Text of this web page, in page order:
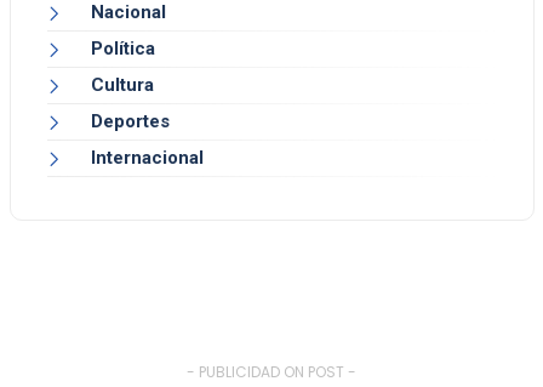
Nacional
Política
Cultura
Deportes
Internacional
- PUBLICIDAD ON POST -